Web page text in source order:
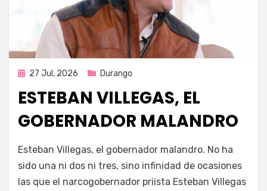
Publicada
27 Jul, 2026 Durango
ESTEBAN VILLEGAS, EL
GOBERNADOR MALANDRO
por Fernando Miranda Servín
Esteban Villegas, el gobernador malandro. No ha
sido una ni dos ni tres, sino infinidad de ocasiones
las que el narcogobernador priista Esteban Villegas